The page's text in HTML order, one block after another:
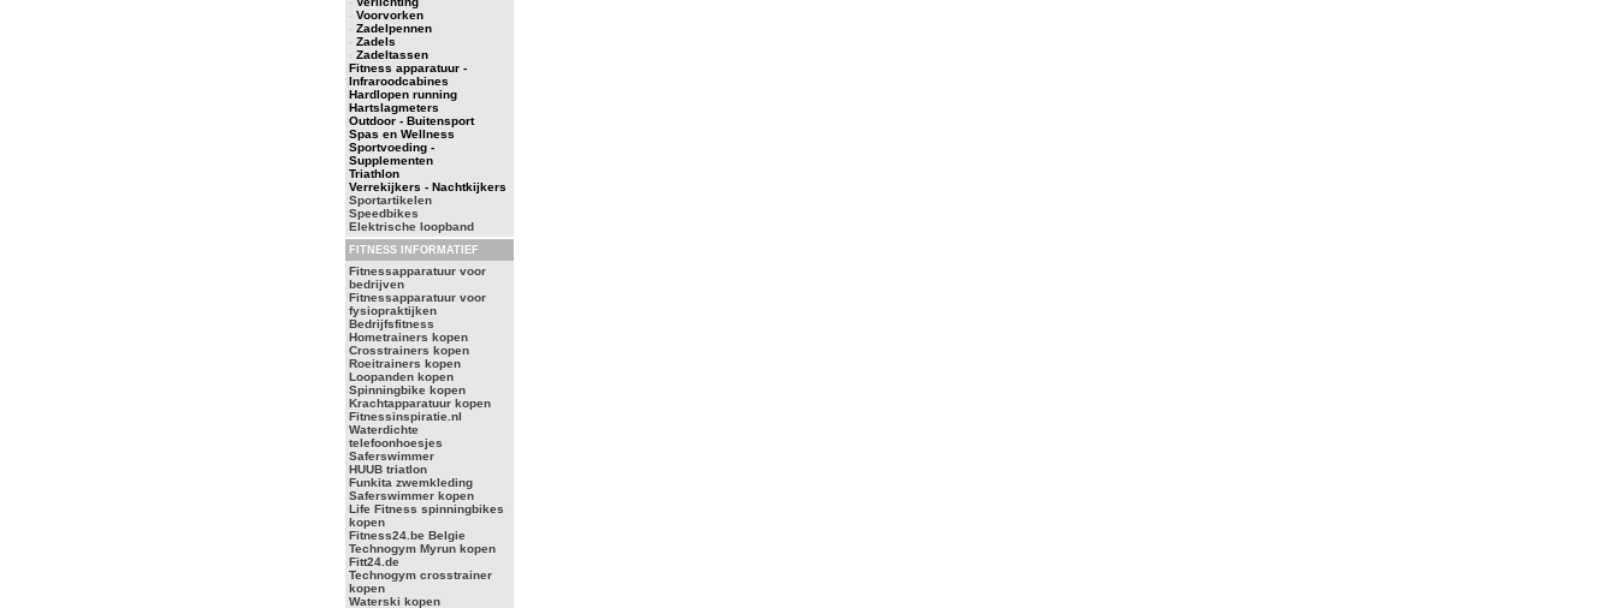
- Voorvorken
- Zadelpennen
- Zadels
- Zadeltassen
Fitness apparatuur -
Infraroodcabines
Hardlopen running
Hartslagmeters
Outdoor - Buitensport
Spas en Wellness
Sportvoeding -
Supplementen
Triathlon
Verrekijkers - Nachtkijkers
Sportartikelen
Speedbikes
Elektrische loopband
FITNESS INFORMATIEF
Fitnessapparatuur voor
bedrijven
Fitnessapparatuur voor
fysiopraktijken
Bedrijfsfitness
Hometrainers kopen
Crosstrainers kopen
Roeitrainers kopen
Loopanden kopen
Spinningbike kopen
Krachtapparatuur kopen
Fitnessinspiratie.nl
Waterdichte
telefoonhoesjes
Saferswimmer
HUUB triatlon
Funkita zwemkleding
Saferswimmer kopen
Life Fitness spinningbikes
kopen
Fitness24.be Belgie
Technogym Myrun kopen
Fitt24.de
Technogym crosstrainer
kopen
Waterski kopen